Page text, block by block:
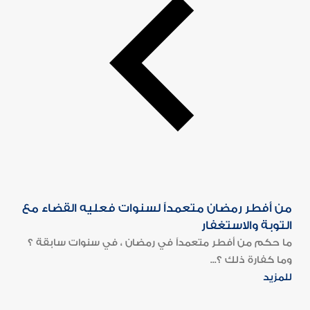
من أفطر رمضان متعمداً لسنوات فعليه القضاء مع
التوبة والاستغفار
ما حكم من أفطر متعمداً في رمضان ، في سنوات سابقة ؟
وما كفارة ذلك ؟...
للمزيد